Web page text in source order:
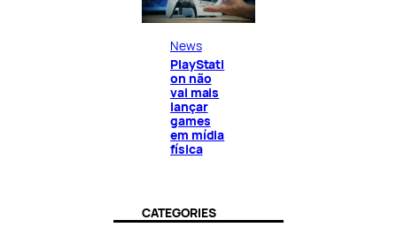
News
PlayStati
on não
vai mais
lançar
games
em mídia
física
CATEGORIES